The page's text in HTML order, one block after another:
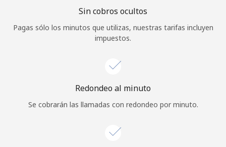
¿Olvidaste tu contraseña? →
Iniciar Sesión
Sin cobros ocultos
Pagas sólo los minutos que utilizas, nuestras tarifas incluyen
impuestos.
Redondeo al minuto
Se cobrarán las llamadas con redondeo por minuto.